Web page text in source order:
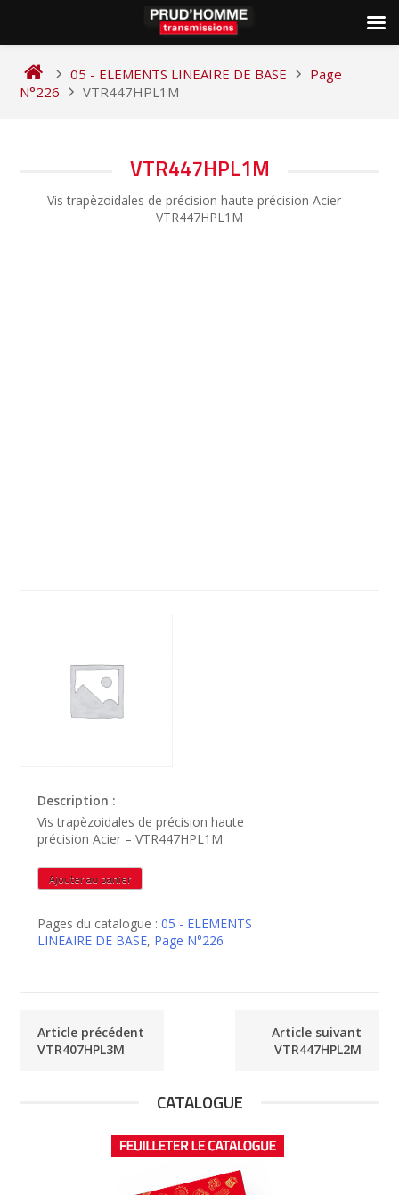
content
05 - ELEMENTS LINEAIRE DE BASE
Page
N°226
VTR447HPL1M
VTR447HPL1M
Vis trapèzoidales de précision haute précision Acier –
VTR447HPL1M
Description :
Vis trapèzoidales de précision haute
précision Acier – VTR447HPL1M
quantité
de
Ajouter au panier
Pages du catalogue :05 - ELEMENTS
LINEAIRE DE BASE, Page N°226
Article précédent
VTR407HPL3M
Article suivant
VTR447HPL2M
CATALOGUE